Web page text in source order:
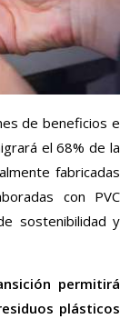
de beneficios e
el 68% de la
fabricadas
con PVC
sostenibilidad y
permitirá
plásticos